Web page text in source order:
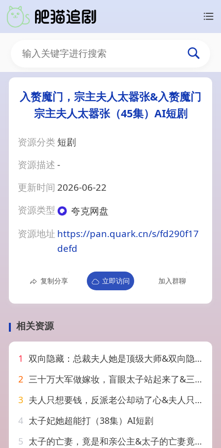
入赘魔门，宗主夫人太嚣张&入赘魔门
宗主夫人太嚣张（45集）AI短剧
资源分类 短剧
资源描述-
更新时间 2026-06-22
资源类型
夸克网盘
资源地址 https://pan.quark.cn/s/fd290f17
defd
复制分享 立即访问 加入群聊
相关资源
1 双向隐藏：总裁夫人她是顶级大师&双向隐藏总裁夫人她是顶级大师（78集）AI短剧
2 三十万大军做嫁妆，盲眼太子站起来了&三十万大军做嫁妆盲眼太子站起来了（51集）AI短剧
3 夫人只想要钱，反派老公却动了心&夫人只想要钱反派老公却动了心（88集）AI短剧
4 太子妃她超能打（38集）AI短剧
5 太子的亡妻，竟是和亲公主&太子的亡妻竟是和亲公主（42集）AI短剧